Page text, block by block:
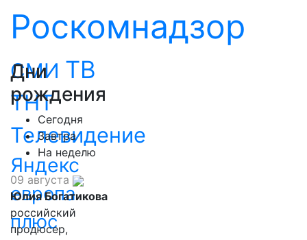
Роскомнадзор
СМИ ТВ
ТНТ
Телевидение
Яндекс
европа
плюс
Дни
рождения
Сегодня
Завтра
На неделю
09 августа
Юлия Богатикова
российский
продюсер,